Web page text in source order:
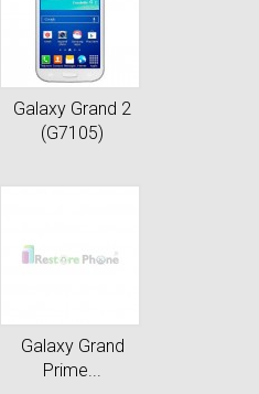
Galaxy Grand 2
(G7105)
Galaxy Grand
Prime...